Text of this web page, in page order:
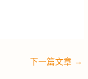
下一篇文章 →